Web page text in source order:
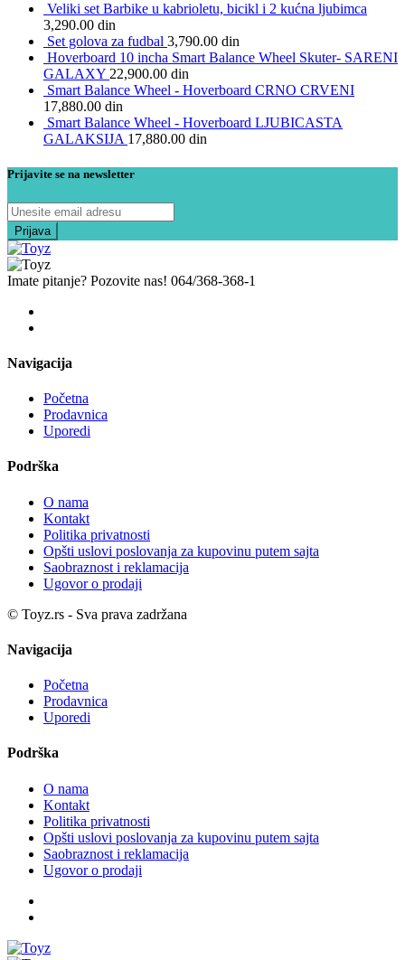
Veliki set Barbike u kabrioletu, bicikl i 2 kućna ljubimca
3,290.00 din
Set golova za fudbal 3,790.00 din
Hoverboard 10 incha Smart Balance Wheel Skuter- SARENI
GALAXY 22,900.00 din
Smart Balance Wheel - Hoverboard CRNO CRVENI
17,880.00 din
Smart Balance Wheel - Hoverboard LJUBICASTA
GALAKSIJA 17,880.00 din
Prijavite se na newsletter
Imate pitanje? Pozovite nas! 064/368-368-1
Navigacija
Početna
Prodavnica
Uporedi
Podrška
O nama
Kontakt
Politika privatnosti
Opšti uslovi poslovanja za kupovinu putem sajta
Saobraznost i reklamacija
Ugovor o prodaji
© Toyz.rs - Sva prava zadržana
Navigacija
Početna
Prodavnica
Uporedi
Podrška
O nama
Kontakt
Politika privatnosti
Opšti uslovi poslovanja za kupovinu putem sajta
Saobraznost i reklamacija
Ugovor o prodaji